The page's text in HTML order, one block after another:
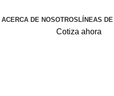
ACERCA DE NOSOTROSLÍNEAS DE
Cotiza ahora